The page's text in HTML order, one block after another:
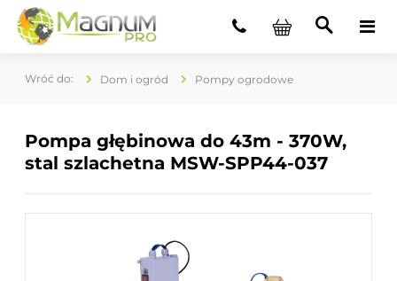
Dom i ogród Pompy ogrodowe
Pompa głębinowa do 43m - 370W,
stal szlachetna MSW-SPP44-037